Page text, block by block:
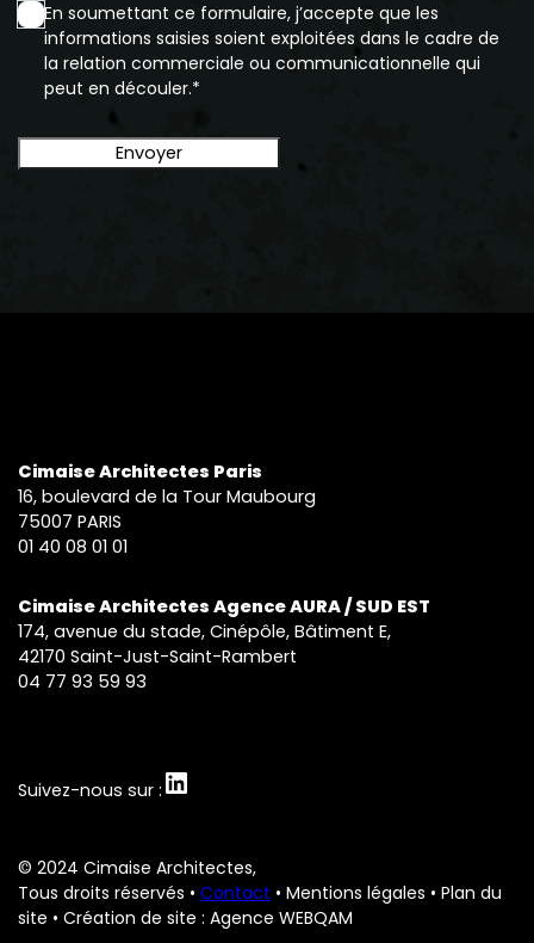
En soumettant ce formulaire, j’accepte que les
informations saisies soient exploitées dans le cadre de
la relation commerciale ou communicationnelle qui
peut en découler.*
Cimaise Architectes Paris
16, boulevard de la Tour Maubourg
75007 PARIS
01 40 08 01 01
Cimaise Architectes Agence AURA / SUD EST
174, avenue du stade, Cinépôle, Bâtiment E,
42170 Saint-Just-Saint-Rambert
04 77 93 59 93
Suivez-nous sur : LinkedIn
© 2024 Cimaise Architectes,
Tous droits réservés • Contact • Mentions légales • Plan du
site • Création de site : Agence WEBQAM